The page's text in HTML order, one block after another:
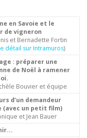
en Savoie et le
de vigneron
et Bernadette Fortin
détail sur Intramuros)
: préparer une
de Noël à ramener
Bouvier et équipe
d’un demandeur
(avec un petit film)
et Jean Bauer